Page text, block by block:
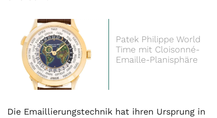
Patek Philippe World
Time mit Cloisonné-
Emaille-Planisphäre
Die Emaillierungstechnik hat ihren Ursprung in